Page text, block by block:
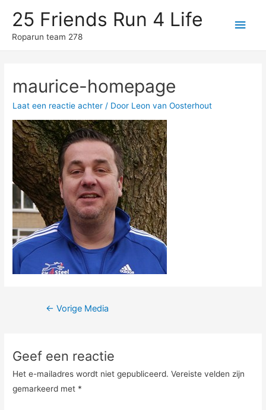
25 Friends Run 4 Life
Roparun team 278
maurice-homepage
Laat een reactie achter / Door Leon van Oosterhout
Berichtnavigatie
← Vorige Media
Geef een reactie
Het e-mailadres wordt niet gepubliceerd. Vereiste velden zijn
gemarkeerd met *